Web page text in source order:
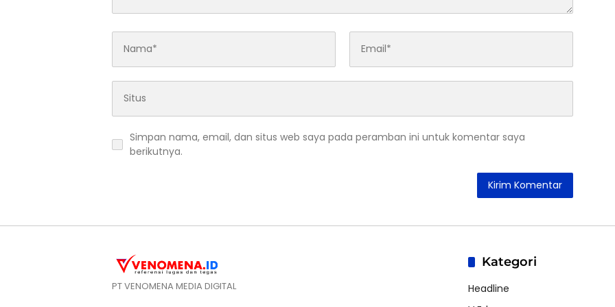
Simpan nama, email, dan situs web saya pada peramban ini untuk komentar saya
berikutnya.
PT VENOMENA MEDIA DIGITAL
Kategori
Headline